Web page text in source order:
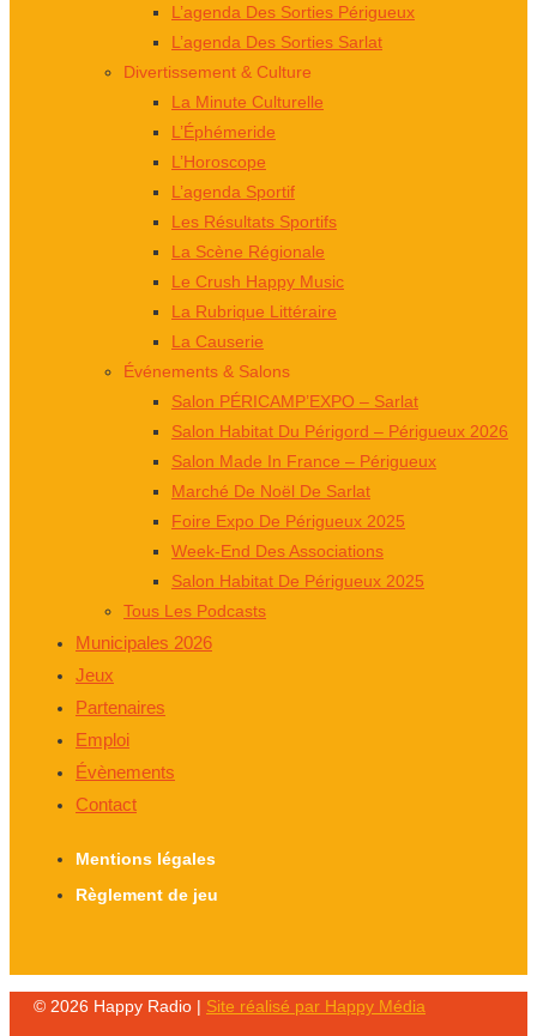
L’agenda Des Sorties Périgueux
L’agenda Des Sorties Sarlat
Divertissement & Culture
La Minute Culturelle
L’Éphémeride
L’Horoscope
L’agenda Sportif
Les Résultats Sportifs
La Scène Régionale
Le Crush Happy Music
La Rubrique Littéraire
La Causerie
Événements & Salons
Salon PÉRICAMP’EXPO – Sarlat
Salon Habitat Du Périgord – Périgueux 2026
Salon Made In France – Périgueux
Marché De Noël De Sarlat
Foire Expo De Périgueux 2025
Week-End Des Associations
Salon Habitat De Périgueux 2025
Tous Les Podcasts
Municipales 2026
Jeux
Partenaires
Emploi
Évènements
Contact
Mentions légales
Règlement de jeu
© 2026 Happy Radio | Site réalisé par Happy Média